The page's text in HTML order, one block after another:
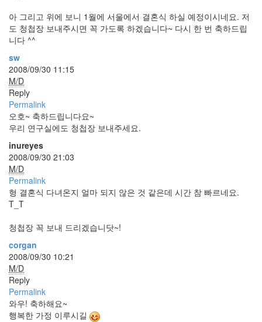
아 그리고 위에 보니 1월에 서울에서 결혼식 하실 예정이시네요. 저
도 청첩장 보내주시면 꼭 가도록 하겠습니다~ 다시 한 번 축하드립
니다 ^^
sw
2008/09/30 11:15
M/D
Reply
Permalink
오호~ 축하드립니다요~
우리 연구실에도 청첩장 보내주세요.
inureyes
2008/09/30 21:03
M/D
Permalink
형 결혼식 다녀온지 얼마 되지 않은 것 같은데 시간 참 빠르네요.
T_T
청첩장 꼭 보내 드리겠습니닷~!
corgan
2008/09/30 10:21
M/D
Reply
Permalink
와우! 축하해요~
행복한 가정 이루시길
흥
부
부?!
By
inureyes
Find!